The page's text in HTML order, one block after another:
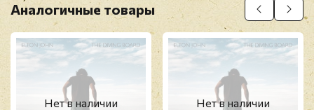
Аналогичные товары
Нет в наличии Нет в наличии